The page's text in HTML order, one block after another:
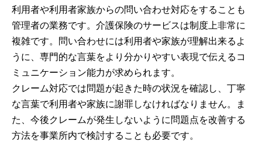
利用者や利用者家族からの問い合わせ対応をすることも
管理者の業務です。介護保険のサービスは制度上非常に
複雑です。問い合わせには利用者や家族が理解出来るよ
うに、専門的な言葉をより分かりやすい表現で伝えるコ
ミュニケーション能力が求められます。
クレーム対応では問題が起きた時の状況を確認し、丁寧
な言葉で利用者や家族に謝罪しなければなりません。ま
た、今後クレームが発生しないように問題点を改善する
方法を事業所内で検討することも必要です。